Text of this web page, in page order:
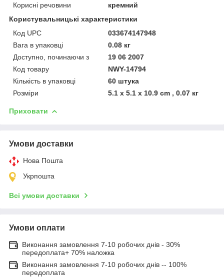
Корисні речовини
кремний
Користувальницькі характеристики
Код UPC
033674147948
Вага в упаковці
0.08 кг
Доступно, починаючи з
19 06 2007
Код товару
NWY-14794
Кількість в упаковці
60 штука
Розміри
5.1 x 5.1 x 10.9 cm , 0.07 кг
Приховати
Умови доставки
Нова Пошта
Укрпошта
Всі умови доставки
Умови оплати
Виконання замовлення 7-10 робочих днів - 30%
передоплата+ 70% наложка
Виконання замовлення 7-10 робочих днів -- 100%
передоплата